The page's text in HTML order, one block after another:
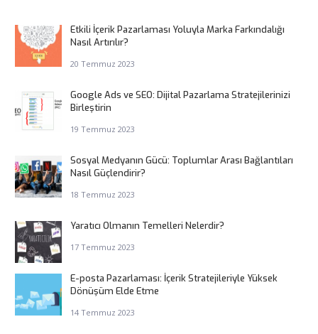
Etkili İçerik Pazarlaması Yoluyla Marka Farkındalığı
Nasıl Artırılır?
20 Temmuz 2023
Google Ads ve SEO: Dijital Pazarlama Stratejilerinizi
Birleştirin
19 Temmuz 2023
Sosyal Medyanın Gücü: Toplumlar Arası Bağlantıları
Nasıl Güçlendirir?
18 Temmuz 2023
Yaratıcı Olmanın Temelleri Nelerdir?
17 Temmuz 2023
E-posta Pazarlaması: İçerik Stratejileriyle Yüksek
Dönüşüm Elde Etme
14 Temmuz 2023